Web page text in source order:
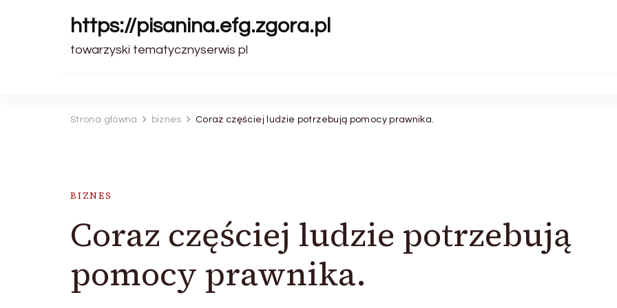
https://pisanina.efg.zgora.pl
towarzyski tematycznyserwis pl
Strona główna biznes Coraz częściej ludzie potrzebują pomocy prawnika.
BIZNES
Coraz częściej ludzie potrzebują
pomocy prawnika.